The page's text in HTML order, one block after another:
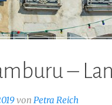
–
vonPetra Reich